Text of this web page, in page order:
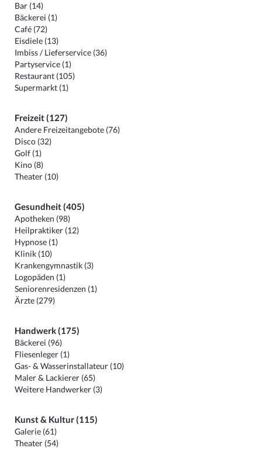
Bar (14)
Bäckerei (1)
Café (72)
Eisdiele (13)
Imbiss / Lieferservice (36)
Partyservice (1)
Restaurant (105)
Supermarkt (1)
Freizeit (127)
Andere Freizeitangebote (76)
Disco (32)
Golf (1)
Kino (8)
Theater (10)
Gesundheit (405)
Apotheken (98)
Heilpraktiker (12)
Hypnose (1)
Klinik (10)
Krankengymnastik (3)
Logopäden (1)
Seniorenresidenzen (1)
Ärzte (279)
Handwerk (175)
Bäckerei (96)
Fliesenleger (1)
Gas- & Wasserinstallateur (10)
Maler & Lackierer (65)
Weitere Handwerker (3)
Kunst & Kultur (115)
Galerie (61)
Theater (54)